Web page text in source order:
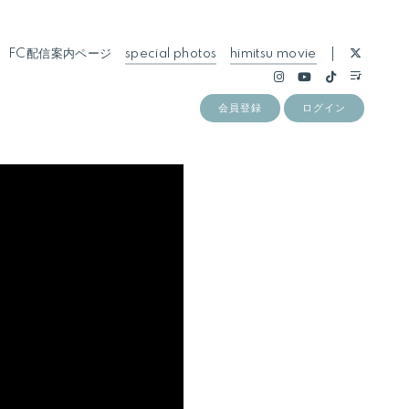
FC配信案内ページ special photos himitsu movie
会員登録 ログイン